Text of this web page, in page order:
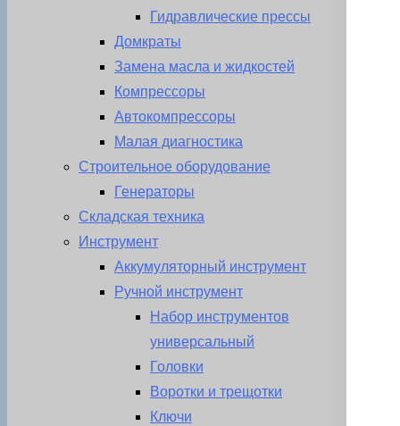
Гидравлические прессы
Домкраты
Замена масла и жидкостей
Компрессоры
Автокомпрессоры
Малая диагностика
Строительное оборудование
Генераторы
Складская техника
Инструмент
Аккумуляторный инструмент
Ручной инструмент
Набор инструментов
универсальный
Головки
Воротки и трещотки
Ключи